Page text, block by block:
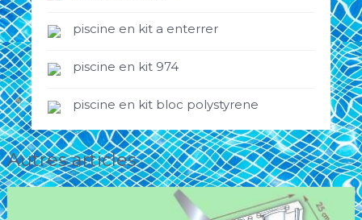
piscine en kit a enterrer
piscine en kit 974
piscine en kit bloc polystyrene
Autres articles